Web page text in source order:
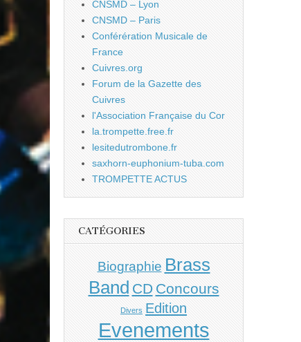
CNSMD – Lyon
CNSMD – Paris
Conférération Musicale de
France
Cuivres.org
Forum de la Gazette des
Cuivres
l'Association Française du Cor
la.trompette.free.fr
lesitedutrombone.fr
saxhorn-euphonium-tuba.com
TROMPETTE ACTUS
CATÉGORIES
Biographie Brass
Band CD Concours
Divers Edition
Evenements